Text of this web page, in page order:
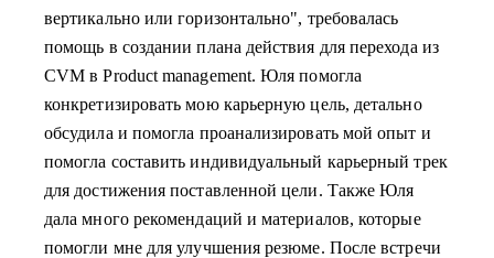
вертикально или горизонтально", требовалась
помощь в создании плана действия для перехода из
CVM в Product management. Юля помогла
конкретизировать мою карьерную цель, детально
обсудила и помогла проанализировать мой опыт и
помогла составить индивидуальный карьерный трек
для достижения поставленной цели. Также Юля
дала много рекомендаций и материалов, которые
помогли мне для улучшения резюме. После встречи